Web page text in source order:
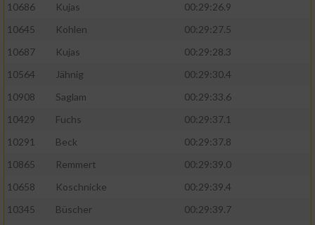
10686
Kujas
00:29:26.9
10645
Kohlen
00:29:27.5
10687
Kujas
00:29:28.3
10564
Jähnig
00:29:30.4
10908
Saglam
00:29:33.6
10429
Fuchs
00:29:37.1
10291
Beck
00:29:37.8
10865
Remmert
00:29:39.0
10658
Koschnicke
00:29:39.4
10345
Büscher
00:29:39.7